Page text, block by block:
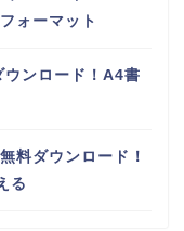
ォーマット
ウンロード！A4書
料ダウンロード！
る